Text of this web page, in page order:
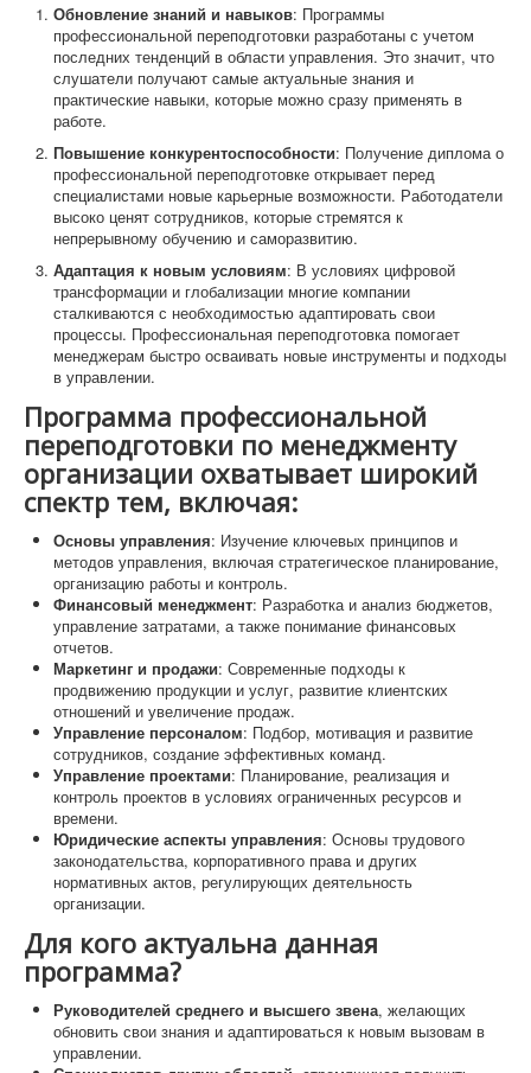
Обновление знаний и навыков: Программы
профессиональной переподготовки разработаны с учетом
последних тенденций в области управления. Это значит, что
слушатели получают самые актуальные знания и
практические навыки, которые можно сразу применять в
работе.
Повышение конкурентоспособности: Получение диплома о
профессиональной переподготовке открывает перед
специалистами новые карьерные возможности. Работодатели
высоко ценят сотрудников, которые стремятся к
непрерывному обучению и саморазвитию.
Адаптация к новым условиям: В условиях цифровой
трансформации и глобализации многие компании
сталкиваются с необходимостью адаптировать свои
процессы. Профессиональная переподготовка помогает
менеджерам быстро осваивать новые инструменты и подходы
в управлении.
Программа профессиональной
переподготовки по менеджменту
организации охватывает широкий
спектр тем, включая:
Основы управления: Изучение ключевых принципов и
методов управления, включая стратегическое планирование,
организацию работы и контроль.
Финансовый менеджмент: Разработка и анализ бюджетов,
управление затратами, а также понимание финансовых
отчетов.
Маркетинг и продажи: Современные подходы к
продвижению продукции и услуг, развитие клиентских
отношений и увеличение продаж.
Управление персоналом: Подбор, мотивация и развитие
сотрудников, создание эффективных команд.
Управление проектами: Планирование, реализация и
контроль проектов в условиях ограниченных ресурсов и
времени.
Юридические аспекты управления: Основы трудового
законодательства, корпоративного права и других
нормативных актов, регулирующих деятельность
организации.
Для кого актуальна данная
программа?
Руководителей среднего и высшего звена, желающих
обновить свои знания и адаптироваться к новым вызовам в
управлении.